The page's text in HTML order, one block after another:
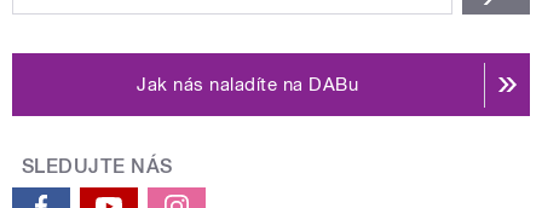
Jak nás naladíte na DABu
SLEDUJTE NÁS